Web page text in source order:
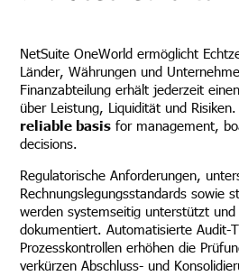
NetSuite OneWorld ermöglicht
Länder, Währungen und
Finanzabteilung erhält jederzeit
über Leistung, Liquidität und
reliable basis for management,
decisions.
Regulatorische Anforderungen,
Rechnungslegungsstandards sowie
werden systemseitig unterstützt und
dokumentiert. Automatisierte Audit-
Prozesskontrollen erhöhen die
verkürzen Abschluss- und